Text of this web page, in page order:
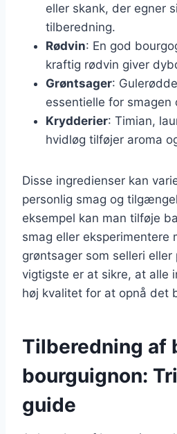
eller skank, der egner
tilberedning.
Rødvin: En god
kraftig rødvin giver
Grøntsager:
essentielle for smagen
Krydderier: Timian,
hvidløg tilføjer aroma
Disse ingredienser kan
personlig smag og
eksempel kan man tilføje
smag eller eksperimentere
grøntsager som selleri
vigtigste er at sikre, at alle
høj kvalitet for at opnå det
Tilberedning af
bourguignon:
guide